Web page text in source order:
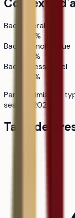
Bac général
37 %
Bac technologique
32 %
Bac professionnel
32 %
Part d'admis par
session 2025.
Taux de